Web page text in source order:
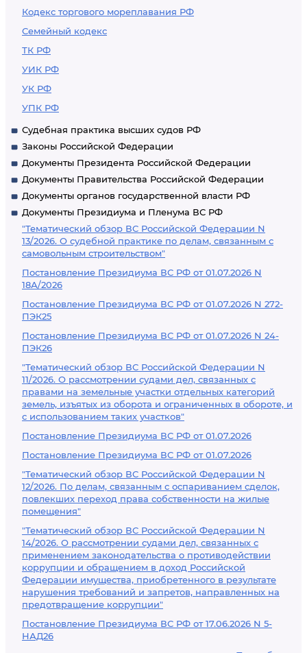
Кодекс торгового мореплавания РФ
Семейный кодекс
ТК РФ
УИК РФ
УК РФ
УПК РФ
Судебная практика высших судов РФ
Законы Российской Федерации
Документы Президента Российской Федерации
Документы Правительства Российской Федерации
Документы органов государственной власти РФ
Документы Президиума и Пленума ВС РФ
"Тематический обзор ВС Российской Федерации N
13/2026. О судебной практике по делам, связанным с
самовольным строительством"
Постановление Президиума ВС РФ от 01.07.2026 N
18А/2026
Постановление Президиума ВС РФ от 01.07.2026 N 272-
ПЭК25
Постановление Президиума ВС РФ от 01.07.2026 N 24-
ПЭК26
"Тематический обзор ВС Российской Федерации N
11/2026. О рассмотрении судами дел, связанных с
правами на земельные участки отдельных категорий
земель, изъятых из оборота и ограниченных в обороте, и
с использованием таких участков"
Постановление Президиума ВС РФ от 01.07.2026
Постановление Президиума ВС РФ от 01.07.2026
"Тематический обзор ВС Российской Федерации N
12/2026. По делам, связанным с оспариванием сделок,
повлекших переход права собственности на жилые
помещения"
"Тематический обзор ВС Российской Федерации N
14/2026. О рассмотрении судами дел, связанных с
применением законодательства о противодействии
коррупции и обращением в доход Российской
Федерации имущества, приобретенного в результате
нарушения требований и запретов, направленных на
предотвращение коррупции"
Постановление Президиума ВС РФ от 17.06.2026 N 5-
НАД26